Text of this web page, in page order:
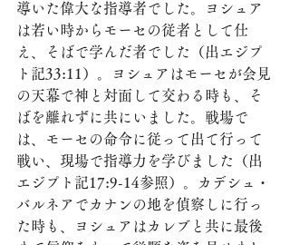
導いた偉大な指導者でした。ヨシュア
は若い時からモーセの従者として仕
え、そばで学んだ者でした（出エジプ
ト記33:11）。ヨシュアはモーセが会見
の天幕で神と対面して交わる時も、そ
ばを離れずに共にいました。戦場で
は、モーセの命令に従って出て行って
戦い、現場で指導力を学びました（出
エジプト記17:9-14参照）。カデシュ・
バルネアでカナンの地を偵察しに行っ
た時も、ヨシュアはカレブと共に最後